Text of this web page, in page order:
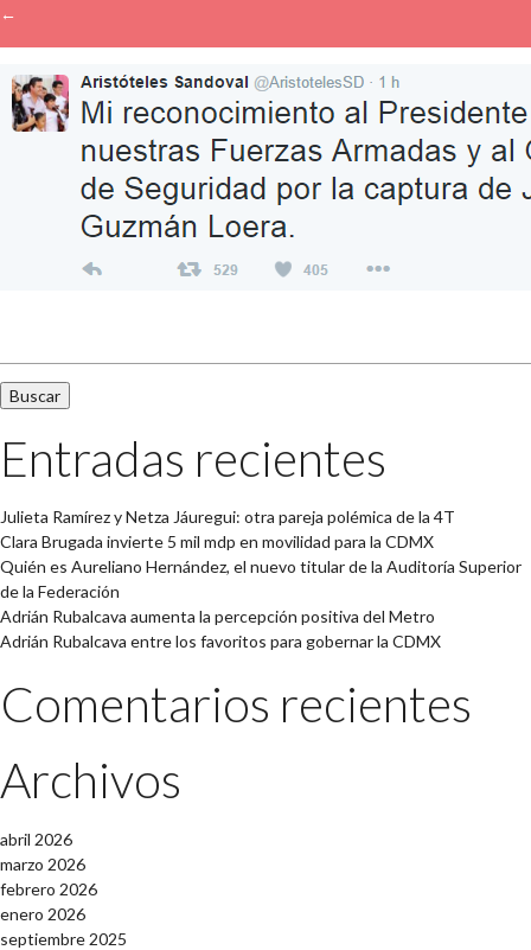
←
→
Entradas recientes
Julieta Ramírez y Netza Jáuregui: otra pareja polémica de la 4T
Clara Brugada invierte 5 mil mdp en movilidad para la CDMX
Quién es Aureliano Hernández, el nuevo titular de la Auditoría Superior
de la Federación
Adrián Rubalcava aumenta la percepción positiva del Metro
Adrián Rubalcava entre los favoritos para gobernar la CDMX
Comentarios recientes
Archivos
abril 2026
marzo 2026
febrero 2026
enero 2026
septiembre 2025